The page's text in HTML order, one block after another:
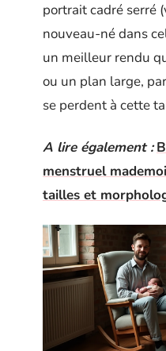
portrait cadré serré
nouveau-né dans
un meilleur rendu
ou un plan large,
se perdent à cette
A lire également :
menstruel
tailles et